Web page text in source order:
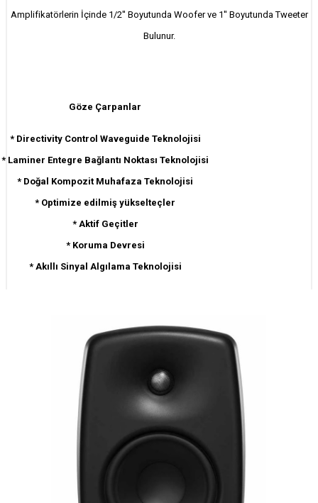
Amplifikatörlerin İçinde 1/2'' Boyutunda Woofer ve 1'' Boyutunda Tweeter
Bulunur.
Göze Çarpanlar
* Directivity Control Waveguide Teknolojisi
* Laminer Entegre Bağlantı Noktası Teknolojisi
* Doğal Kompozit Muhafaza Teknolojisi
* Optimize edilmiş yükselteçler
* Aktif Geçitler
* Koruma Devresi
* Akıllı Sinyal Algılama Teknolojisi